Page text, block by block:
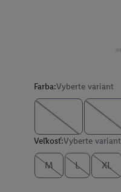
Farba:Vyberte variant
Veľkosť:Vyberte variant
M L XL